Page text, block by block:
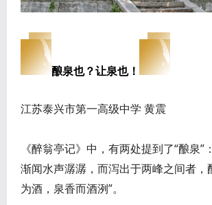
酿泉也？让泉也！
江苏泰兴市第一高级中学 黄震
《醉翁亭记》中，有两处提到了“酿泉”
渐闻水声潺潺，而泻出于两峰之间者，
为酒，泉香而酒洌”。